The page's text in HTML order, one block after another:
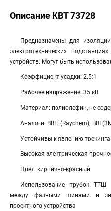
Описание КВТ 73728
Предназначены для
электротехнических
устройств. Могут быть
Коэффициент усадки: 2.5:1
Рабочее напряжение: 35 кВ
Материал: полиолефин, не
Аналоги: BBIT (Raychem); BBI
Устойчивы к явлению
Высокая электрическая
Цвет: кирпично-красный
Использование трубок ТТШ
между фазными шинами и
проектного устройства